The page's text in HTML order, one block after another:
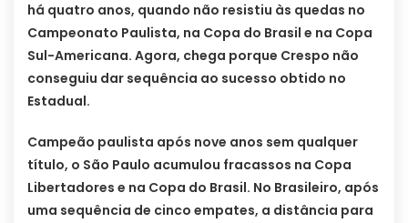
há quatro anos, quando não resistiu às quedas no
Campeonato Paulista, na Copa do Brasil e na Copa
Sul-Americana. Agora, chega porque Crespo não
conseguiu dar sequência ao sucesso obtido no
Estadual.
Campeão paulista após nove anos sem qualquer
título, o São Paulo acumulou fracassos na Copa
Libertadores e na Copa do Brasil. No Brasileiro, após
uma sequência de cinco empates, a distância para